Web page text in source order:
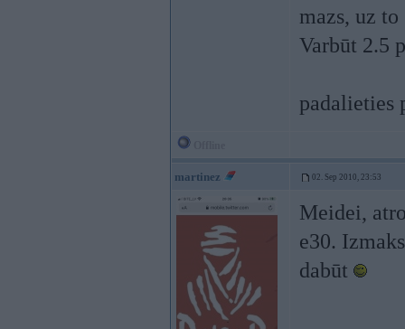
mazs, uz
Varbūt 2.5
padalieties
martinez 02. Sep 2010, 23:53
Meidei,
e30.
dabūt